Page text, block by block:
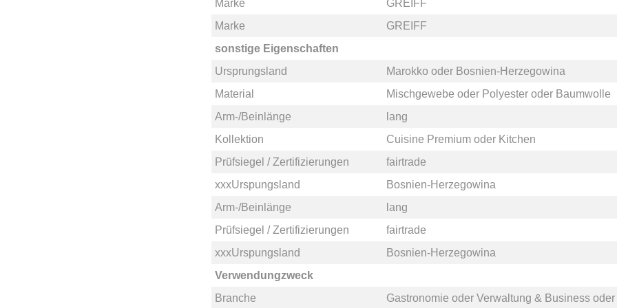
Marke
GREIFF
Marke
GREIFF
sonstige Eigenschaften
Ursprungsland
Marokko oder Bosnien-Herzegowina
Material
Mischgewebe oder Polyesteroder Baumwolle
Arm-/Beinlänge
lang
Kollektion
Cuisine Premiumoder Kitchen
Prüfsiegel / Zertifizierungen
fairtrade
xxxUrspungsland
Bosnien-Herzegowina
Arm-/Beinlänge
lang
Prüfsiegel / Zertifizierungen
fairtrade
xxxUrspungsland
Bosnien-Herzegowina
Verwendungzweck
Branche
Gastronomie oder Verwaltung & Businessoder